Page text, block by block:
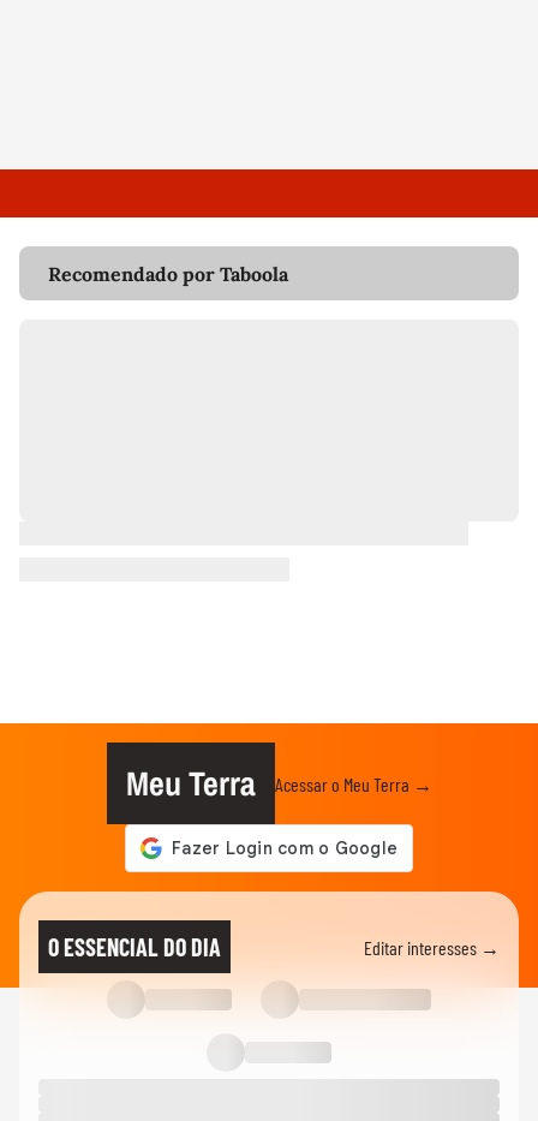
Recomendado por Taboola
Meu Terra Acessar o Meu Terra →
O ESSENCIAL DO DIA Editar interesses →